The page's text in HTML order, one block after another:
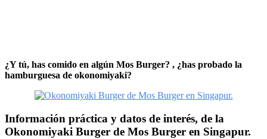
¿Y tú, has comido en algún Mos Burger? , ¿has probado la
hamburguesa de okonomiyaki?
Información práctica y datos de interés, de la
Okonomiyaki Burger de Mos Burger en Singapur.